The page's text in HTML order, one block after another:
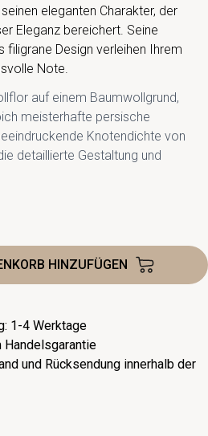
eleganten Charakter, der
Eleganz bereichert. Seine
filigrane Design verleihen Ihrem
Note.
auf einem Baumwollgrund,
meisterhafte persische
Knotendichte von
detaillierte Gestaltung und
HINZUFÜGEN
1-4 Werktage
Handelsgarantie
und Rücksendung innerhalb der